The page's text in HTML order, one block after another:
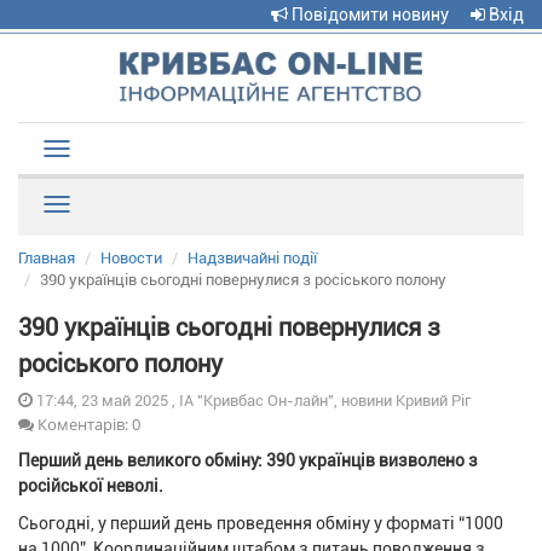
Повідомити новину Вхід
navigation
Главная Новости
Надзвичайні події
390 українців сьогодні повернулися з росіського полону
390 українців сьогодні повернулися з
росіського полону
17:44, 23 май 2025 , ІА "Кривбас Он-лайн", новини Кривий Ріг
Коментарів: 0
Перший день великого обміну: 390 українців визволено з
російської неволі.
Сьогодні, у перший день проведення обміну у форматі “1000